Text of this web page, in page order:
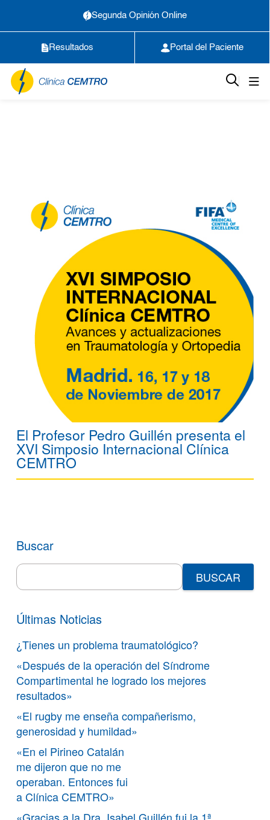
Segunda Opinión Online
Resultados Portal del Paciente
El Profesor Pedro Guillén presenta el
XVI Simposio Internacional Clínica
CEMTRO
Buscar
Search
for:
Últimas Noticias
¿Tienes un problema traumatológico?
«Después de la operación del Síndrome
Compartimental he logrado los mejores
resultados»
«El rugby me enseña compañerismo,
generosidad y humildad»
«En el Pirineo Catalán
me dijeron que no me
operaban. Entonces fui
a Clínica CEMTRO»